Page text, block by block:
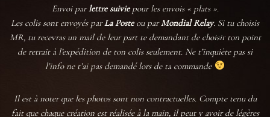
Envoi parlettre suiviepour les envois « plats ».
Les colis sont envoyés parLa Posteou parMondial Relay. Si tu choisis
MR, tu recevras un mail de leur part te demandant de choisir ton point
de retrait à l’expédition de ton colis seulement. Ne t’inquiète pas si
l’info ne t’ai pas demandé lors de ta commande
Il est à noter que les photos sont non contractuelles. Compte tenu du
fait que chaque création est réalisée à la main, il peut y avoir de légères